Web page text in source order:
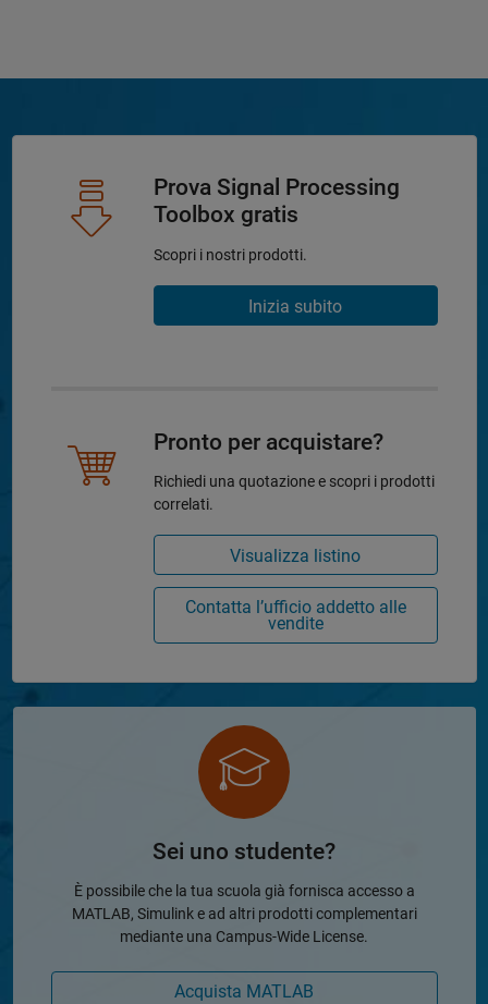
Prova Signal Processing
Toolbox gratis
Scopri i nostri prodotti.
Inizia subito
Pronto per acquistare?
Richiedi una quotazione e scopri i prodotti
correlati.
Visualizza listino
Contatta l’ufficio addetto alle
vendite
Sei uno studente?
È possibile che la tua scuola già fornisca accesso a
MATLAB, Simulink e ad altri prodotti complementari
mediante una Campus-Wide License.
Acquista MATLAB